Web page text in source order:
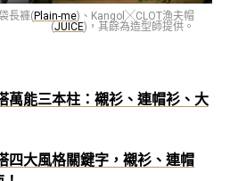
長褲( Plain-me)、Kangol╳CLOT漁夫帽
(JUICE)，其餘為造型師提供。
萬能三本柱：襯衫、連帽衫、大
四大風格關鍵字，襯衫、連帽